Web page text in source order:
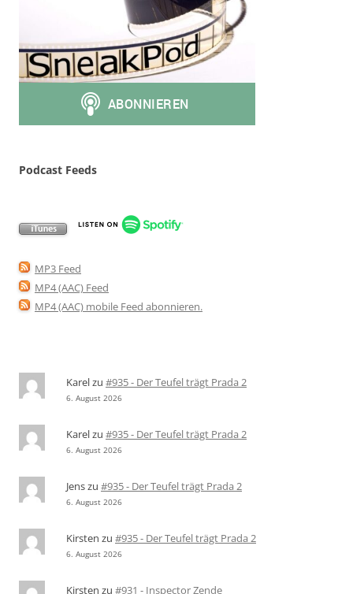
Podcast Feeds
MP3 Feed
MP4 (AAC) Feed
MP4 (AAC) mobile Feed abonnieren.
Karelzu #935 - Der Teufel trägt Prada 2
6. August 2026
Karelzu #935 - Der Teufel trägt Prada 2
6. August 2026
Jenszu #935 - Der Teufel trägt Prada 2
6. August 2026
Kirsten zu #935 - Der Teufel trägt Prada 2
6. August 2026
Kirsten zu #931 - Inspector Zende